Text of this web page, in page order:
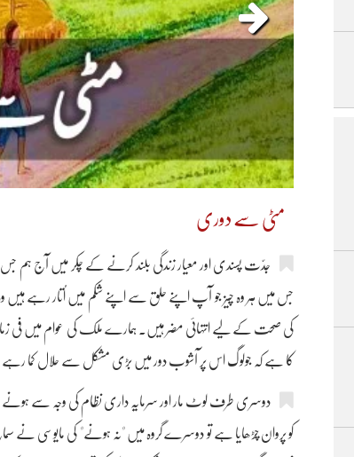
مٹی سے دوری
جدّت پسندی اور معیار زندگی بلند کرنے کے چکر میں آج ہم
جس میں ہر وہ چیز جو آپ اپنے حلق سے اپنے شکم میں اُتار رہے ہیں
کی صحت کے لیے انتہائی مضر ہیں۔ ہمارے ملک کی عوام میں فی زمانہ
کا ہے کہ جولوگ اس پر آشوب دور میں بڑی مشکل سے حلال کما رہے
دوسری طرف لوٹ مار اور سرمایہ داری نظام کی وجہ سے
کو پروان چڑھایا ہے تو دوسرے گروہ میں "نہ ہونے" کی مایوسی